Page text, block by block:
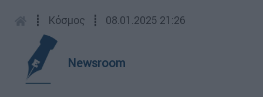
┋ Κόσμος ┋ 08.01.2025 21:26
Newsroom